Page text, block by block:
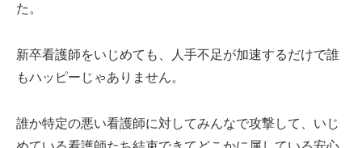
た。
新卒看護師をいじめても、人手不足が加速するだけで誰
もハッピーじゃありません。
誰か特定の悪い看護師に対してみんなで攻撃して、いじ